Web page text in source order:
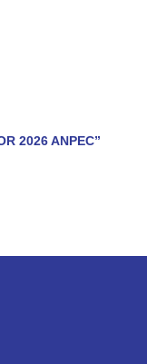
2026 ANPEC”